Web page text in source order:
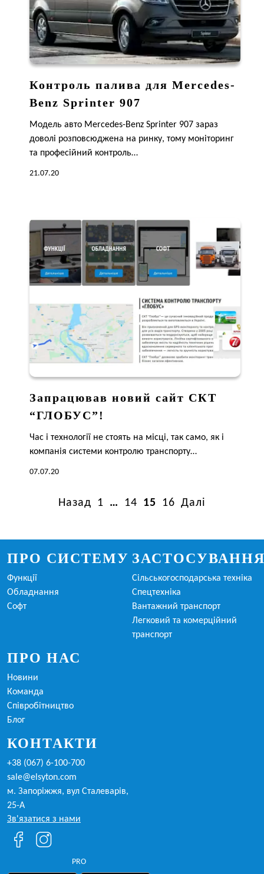
Контроль палива для Mercedes-
Benz Sprinter 907
Модель авто Mercedes-Benz Sprinter 907 зараз
доволі розповсюджена на ринку, тому моніторинг
та професійний контроль…
21.07.20
Запрацював новий сайт СКТ
“ГЛОБУС”!
Час і технології не стоять на місці, так само, як і
компанія системи контролю транспорту…
07.07.20
Назад 1 … 14 15 16 Далі
ПРО СИСТЕМУ
Функції
Обладнання
Софт
Сільськогосподарська техніка
Спецтехніка
Вантажний транспорт
Легковий та комерційний
транспорт
ПРО НАС
Новини
Команда
Співробітництво
Блог
КОНТАКТИ
+38 (067) 6-100-700
sale@elsyton.com
м. Запоріжжя, вул Сталеварів,
25-А
Зв'язатися з нами
PRO